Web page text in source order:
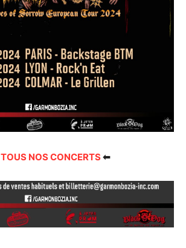
TOUS NOS CONCERTS⬅